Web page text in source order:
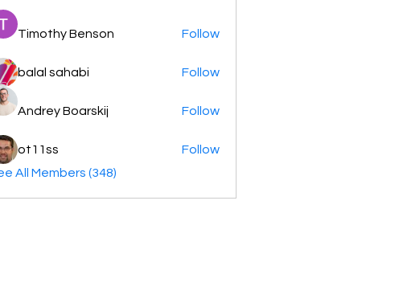
Timothy Benson Follow
balal sahabi Follow
Andrey Boarskij Follow
ot11ss
Follow
All Members (348)